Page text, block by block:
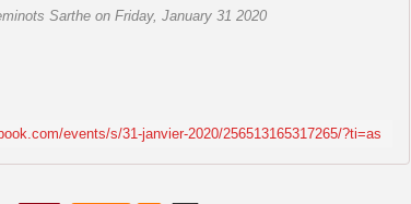
Sarthe on Friday, January 31 2020
events/s/31-janvier-2020/256513165317265/?ti=as